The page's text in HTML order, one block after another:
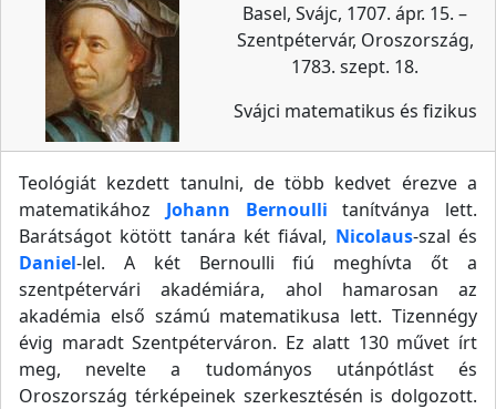
Basel, Svájc, 1707. ápr. 15. –
Szentpétervár, Oroszország,
1783. szept. 18.
Svájci matematikus és fizikus
Teológiát kezdett tanulni, de több kedvet érezve a
matematikához Johann Bernoulli tanítványa lett.
Barátságot kötött tanára két fiával, Nicolaus-szal és
Daniel-lel. A két Bernoulli fiú meghívta őt a
szentpétervári akadémiára, ahol hamarosan az
akadémia első számú matematikusa lett. Tizennégy
évig maradt Szentpéterváron. Ez alatt 130 művet írt
meg, nevelte a tudományos utánpótlást és
Oroszország térképeinek szerkesztésén is dolgozott.